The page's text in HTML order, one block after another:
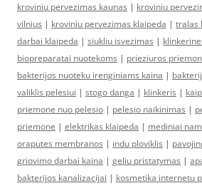
kroviniu pervezimas kaunas | kroviniu
vilnius | kroviniu pervezimas klaipeda | tralas
darbai klaipeda | siukliu isvezimas |
biopreparatai nuotekoms | prieziuros
bakterijos nuoteku irenginiams kaina |
valiklis pelesiui | stogo danga | klinkeris |
priemone nuo pelesio | pelesio naikinimas |
priemone | elektrikas klaipeda | mediniai
oraputes membranos | indu ploviklis |
griovimo darbai kaina | geliu pristatymas |
bakterijos kanalizacijai | kosmetika internetu